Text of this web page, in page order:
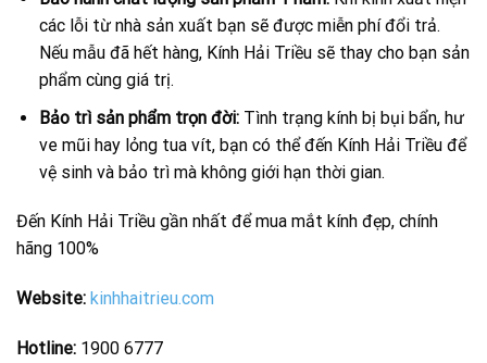
các lỗi từ nhà sản xuất bạn sẽ được miễn phí đổi trả.
Nếu mẫu đã hết hàng, Kính Hải Triều sẽ thay cho bạn sản
phẩm cùng giá trị.
Bảo trì sản phẩm trọn đời:Tình trạng kính bị bụi bẩn, hư
ve mũi hay lỏng tua vít, bạn có thể đến Kính Hải Triều để
vệ sinh và bảo trì mà không giới hạn thời gian.
Đến Kính Hải Triều gần nhất để mua mắt kính đẹp, chính
hãng 100%
Website: kinhhaitrieu.com
Hotline: 1900 6777